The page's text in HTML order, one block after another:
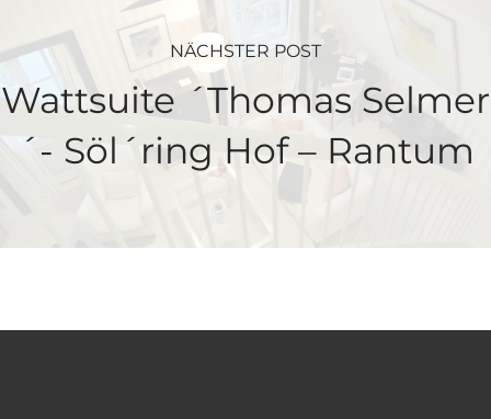
NÄCHSTER POST
Wattsuite ´Thomas Selmer
´- Söl´ring Hof – Rantum